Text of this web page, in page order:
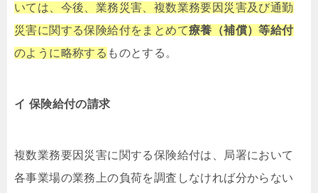
いては、今後、業務災害、複数業務要因災害及び通勤
災害に関する保険給付をまとめて療養（補償）等給付
のように略称する ものとする。
イ 保険給付の請求
複数業務要因災害に関する保険給付は、局署において
各事業場の業務上の負荷を調査しなければ分からない